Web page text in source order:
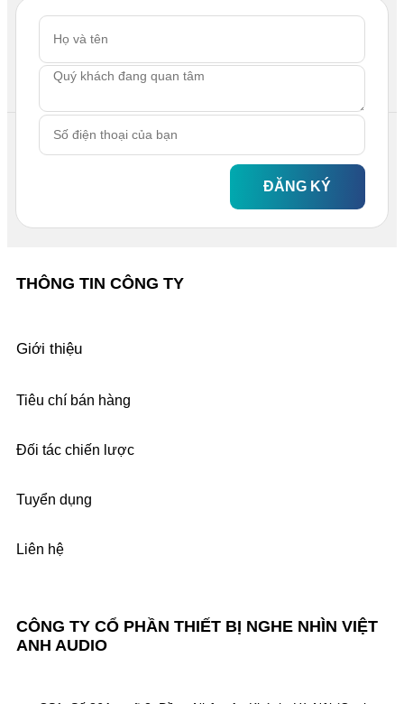
ĐĂNG KÝ
CÔNG TY CỔ PHẦN THIẾT BỊ NGHE NHÌN VIỆT
ANH AUDIO
THÔNG TIN CÔNG TY
Giới thiệu
Tiêu chí bán hàng
Đối tác chiến lược
Tuyển dụng
Liên hệ